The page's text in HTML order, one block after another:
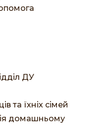
ДУ
та їхніх сімей
домашньому